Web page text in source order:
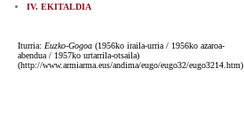
IV. EKITALDIA
Iturria: Euzko-Gogoa (1956ko iraila-urria / 1956ko azaroa-
abendua / 1957ko urtarrila-otsaila)
(http://www.armiarma.eus/andima/eugo/eugo32/eugo3214.htm)